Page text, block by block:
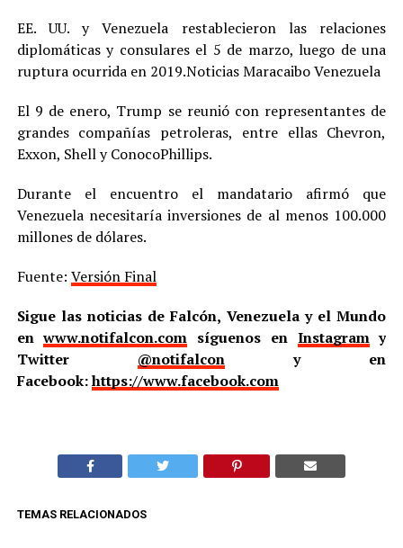
EE. UU. y Venezuela restablecieron las relaciones
diplomáticas y consulares el 5 de marzo, luego de una
ruptura ocurrida en 2019.Noticias Maracaibo Venezuela
El 9 de enero, Trump se reunió con representantes de
grandes compañías petroleras, entre ellas Chevron,
Exxon, Shell y ConocoPhillips.
Durante el encuentro el mandatario afirmó que
Venezuela necesitaría inversiones de al menos 100.000
millones de dólares.
Fuente: Versión Final
Sigue las noticias de Falcón, Venezuela y el Mundo
enwww.notifalcon.com síguenos en Instagramy
Twitter @notifalcony en
Facebook:https://www.facebook.com
TEMAS RELACIONADOS